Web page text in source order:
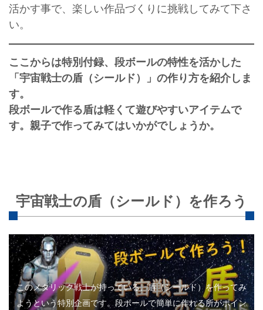
活かす事で、楽しい作品づくりに挑戦してみて下さ
い。
ここからは特別付録、段ボールの特性を活かした
「宇宙戦士の盾（シールド）」の作り方を紹介しま
す。
段ボールで作る盾は軽くて遊びやすいアイテムで
す。親子で作ってみてはいかがでしょうか。
宇宙戦士の盾（シールド）を作ろう
このメタリック戦士が持っている、盾（シールド）を作ってみ
ようという特別企画です。段ボールで簡単に作れる所がポイン